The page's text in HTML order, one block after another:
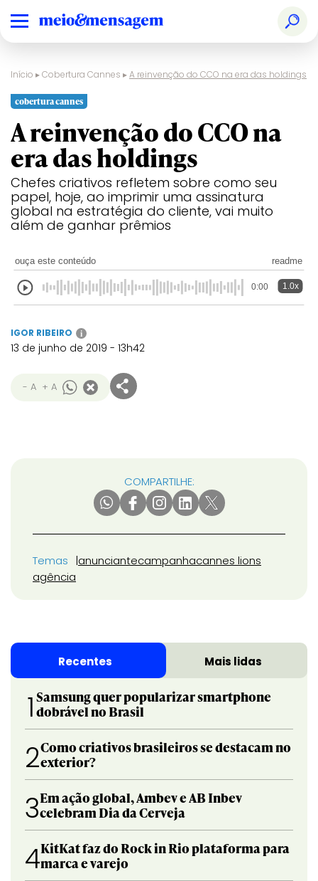
Início ▸Cobertura Cannes ▸A reinvenção do CCO na era das holdings
cobertura cannes
A reinvenção do CCO na
era das holdings
Chefes criativos refletem sobre como seu
papel, hoje, ao imprimir uma assinatura
global na estratégia do cliente, vai muito
além de ganhar prêmios
ouça este conteúdo readme
0:00 1.0x
IGOR RIBEIRO i
13 de junho de 2019 - 13h42
- A + A
COMPARTILHE:
Temas anunciantecampanhacannes lions
agência
Recentes Mais lidas
1 Samsung quer popularizar smartphone
dobrável no Brasil
2Como criativos brasileiros se destacam no
exterior?
3Em ação global, Ambev e AB Inbev
celebram Dia da Cerveja
4KitKat faz do Rock in Rio plataforma para
marca e varejo